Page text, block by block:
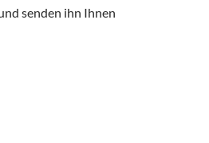
senden ihn Ihnen